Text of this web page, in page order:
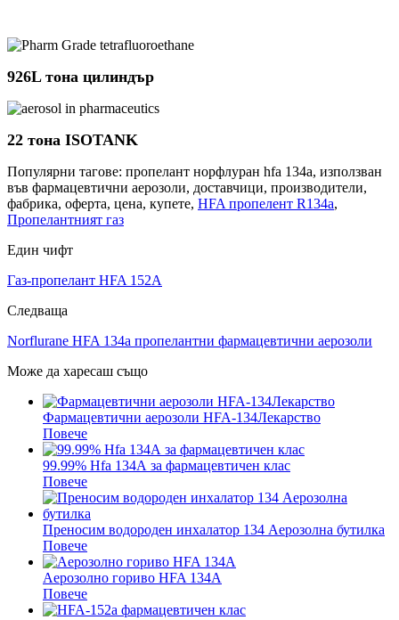
926L тона цилиндър
22 тона ISOTANK
Популярни тагове: пропелант норфлуран hfa 134a, използван
във фармацевтични аерозоли, доставчици, производители,
фабрика, оферта, цена, купете, HFA пропелент R134a,
Пропелантният газ
Един чифт
Газ-пропелант HFA 152A
Следваща
Norflurane HFA 134a пропелантни фармацевтични аерозоли
Може да харесаш също
Фармацевтични аерозоли HFA-134Лекарство
Повече
99.99% Hfa 134А за фармацевтичен клас
Повече
Преносим водороден инхалатор 134 Аерозолна бутилка
Повече
Аерозолно гориво HFA 134A
Повече